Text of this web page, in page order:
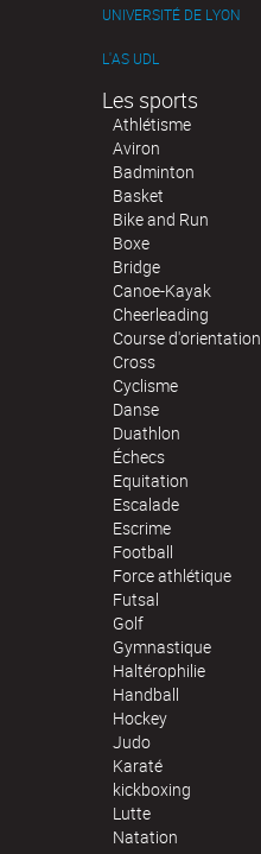
UNIVERSITÉ DE LYON
L'AS UDL
Les sports
Athlétisme
Aviron
Badminton
Basket
Bike and Run
Boxe
Bridge
Canoe-Kayak
Cheerleading
Course d'orientation
Cross
Cyclisme
Danse
Duathlon
Échecs
Equitation
Escalade
Escrime
Football
Force athlétique
Futsal
Golf
Gymnastique
Haltérophilie
Handball
Hockey
Judo
Karaté
kickboxing
Lutte
Natation